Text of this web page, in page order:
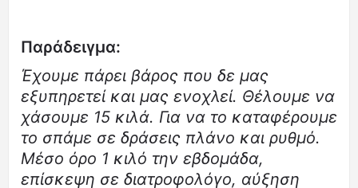
Παράδειγμα:
Έχουμε πάρει βάρος που δε μας
εξυπηρετεί και μας ενοχλεί. Θέλουμε να
χάσουμε 15 κιλά. Για να το καταφέρουμε
το σπάμε σε δράσεις πλάνο και ρυθμό.
Μέσο όρο 1 κιλό την εβδομάδα,
επίσκεψη σε διατροφολόγο, αύξηση